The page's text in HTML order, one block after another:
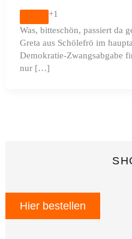
+1
Was, bitteschön, passiert da
Greta aus Schölefrö im
Demokratie-Zwangsabgabe
nur […]
Hier bestellen